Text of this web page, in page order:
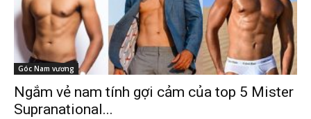
Góc Nam vương
Ngắm vẻ nam tính gợi cảm của top 5 Mister
Supranational...